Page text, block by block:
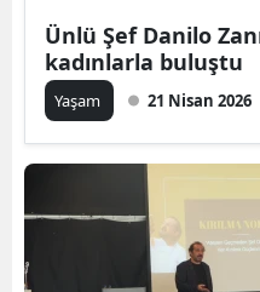
Ünlü Şef Danilo
kadınlarla buluştu
Yaşam 21 Nisan 2026